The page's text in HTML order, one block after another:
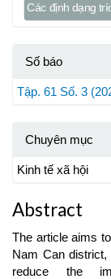
Các định dạng
Số báo
Tập. 61 Số. 3
Chuyên mục
Kinh tế xã hội
Abstract
The article aims
Nam Can
reduce the